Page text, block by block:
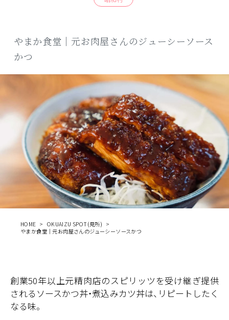
検索
ABOUT
相談窓口
アクセス
お問い合わせ
やまか食堂｜元お肉屋さんのジューシーソース
かつ
HOME
OKUAIZU SPOT(見所)
やまか食堂｜元お肉屋さんのジューシーソースかつ
創業50年以上元精肉店のスピリッツを受け継ぎ提供
されるソースかつ丼・煮込みカツ丼は、リピートしたく
なる味。